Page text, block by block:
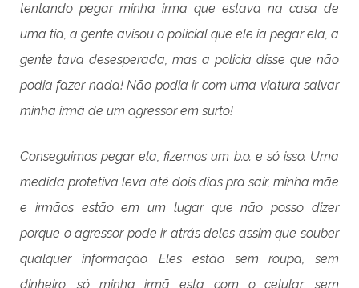
tentando pegar minha irma que estava na casa de
uma tia, a gente avisou o policial que ele ia pegar ela, a
gente tava desesperada, mas a policia disse que não
podia fazer nada! Não podia ir com uma viatura salvar
minha irmã de um agressor em surto!
Conseguimos pegar ela, fizemos um b.o. e só isso. Uma
medida protetiva leva até dois dias pra sair, minha mãe
e irmãos estão em um lugar que não posso dizer
porque o agressor pode ir atrás deles assim que souber
qualquer informação. Eles estão sem roupa, sem
dinheiro, só minha irmã esta com o celular, sem